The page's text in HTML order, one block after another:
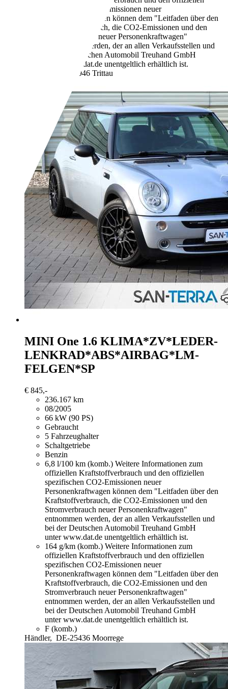
spezifischen CO2-Emissionen neuer
Personenkraftwagen können dem "Leitfaden über den
Kraftstoffverbrauch, die CO2-Emissionen und den
Stromverbrauch neuer Personenkraftwagen"
entnommen werden, der an allen Verkaufsstellen und
bei der Deutschen Automobil Treuhand GmbH
unter www.dat.de unentgeltlich erhältlich ist.
DE-22946 Trittau
MINI One 1.6 KLIMA*ZV*LEDER-
LENKRAD*ABS*AIRBAG*LM-
FELGEN*SP
€ 845,-
236.167 km
08/2005
66 kW (90 PS)
Gebraucht
5 Fahrzeughalter
Schaltgetriebe
Benzin
6,8 l/100 km (komb.) Weitere Informationen zum
offiziellen Kraftstoffverbrauch und den offiziellen
spezifischen CO2-Emissionen neuer
Personenkraftwagen können dem "Leitfaden über den
Kraftstoffverbrauch, die CO2-Emissionen und den
Stromverbrauch neuer Personenkraftwagen"
entnommen werden, der an allen Verkaufsstellen und
bei der Deutschen Automobil Treuhand GmbH
unter www.dat.de unentgeltlich erhältlich ist.
164 g/km (komb.) Weitere Informationen zum
offiziellen Kraftstoffverbrauch und den offiziellen
spezifischen CO2-Emissionen neuer
Personenkraftwagen können dem "Leitfaden über den
Kraftstoffverbrauch, die CO2-Emissionen und den
Stromverbrauch neuer Personenkraftwagen"
entnommen werden, der an allen Verkaufsstellen und
bei der Deutschen Automobil Treuhand GmbH
unter www.dat.de unentgeltlich erhältlich ist.
F (komb.)
Händler, DE-25436 Moorrege